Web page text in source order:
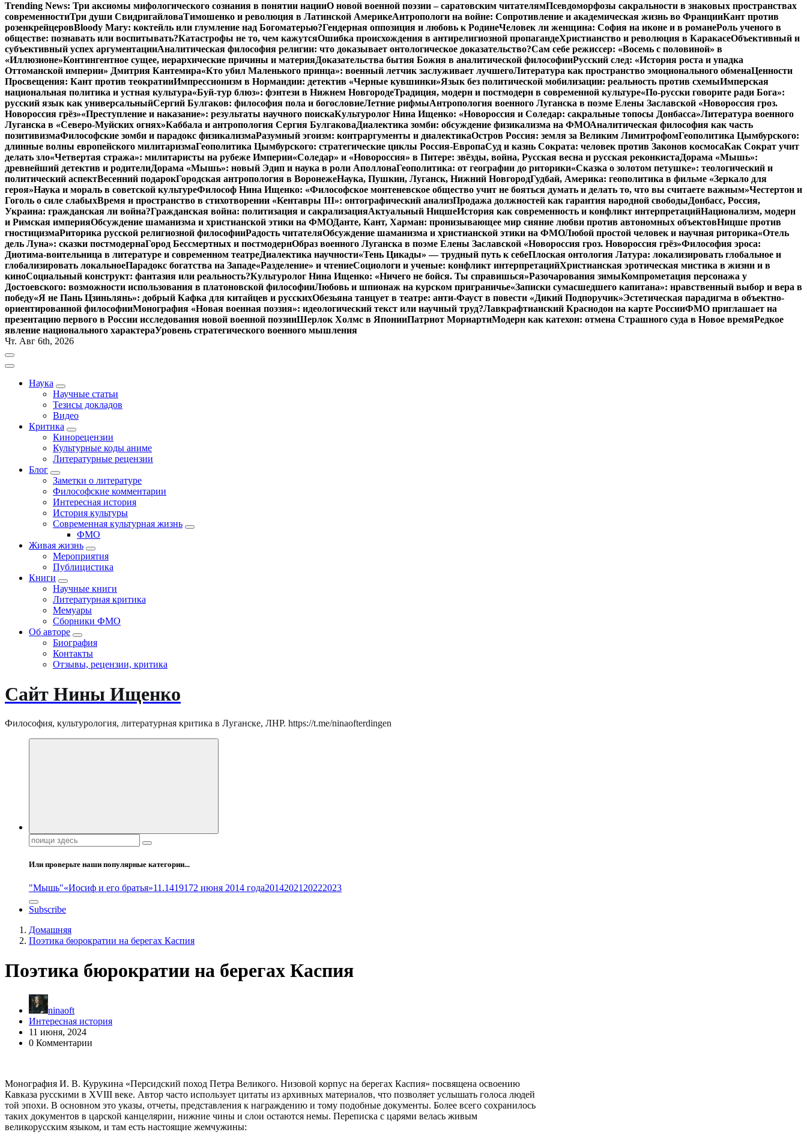
Trending News: Три аксиомы мифологического сознания в понятии нацииО новой военной поэзии – саратовским читателямПсевдоморфозы сакральности в знаковых пространствах
современностиТри души СвидригайловаТимошенко и революция в Латинской АмерикеАнтропологи на войне: Сопротивление и академическая жизнь во ФранцииКант против
розенкрейцеровBloody Mary: коктейль или глумление над Богоматерью?Гендерная оппозиция и любовь к РодинеЧеловек ли женщина: София на иконе и в романеРоль ученого в
обществе: познавать или воспитывать?Катастрофы не то, чем кажутсяОшибка происхождения в антирелигиозной пропагандеХристианство и революция в КаракасеОбъективный и
субъективный успех аргументацииАналитическая философия религии: что доказывает онтологическое доказательство?Сам себе режиссер: «Восемь с половиной» в
«Иллюзионе»Контингентное сущее, иерархические причины и материяДоказательства бытия Божия в аналитической философииРусский след: «История роста и упадка
Оттоманской империи» Дмитрия Кантемира«Кто убил Маленького принца»: военный летчик заслуживает лучшегоЛитература как пространство эмоционального обменаЦенности
Просвещения: Кант против теократииИмпрессионизм в Нормандии: детектив «Черные кувшинки»Язык без политической мобилизации: реальность против схемыИмперская
национальная политика и устная культура«Буй-тур блюз»: фэнтези в Нижнем НовгородеТрадиция, модерн и постмодерн в современной культуре«По-русски говорите ради Бога»:
русский язык как универсальныйСергий Булгаков: философия пола и богословиеЛетние рифмыАнтропология военного Луганска в поэме Елены Заславской «Новороссия гроз.
Новороссия грёз»«Преступление и наказание»: результаты научного поискаКультуролог Нина Ищенко: «Новороссия и Соледар: сакральные топосы Донбасса»Литература военного
Луганска в «Северо-Муйских огнях»Каббала и антропология Сергия БулгаковаДиалектика зомби: обсуждение физикализма на ФМОАналитическая философия как часть
позитивизмаФилософские зомби и парадокс физикализмаРазумный эгоизм: контраргументы и диалектикаОстров Россия: земля за Великим ЛимитрофомГеополитика Цымбурского:
длинные волны европейского милитаризмаГеополитика Цымбурского: стратегические циклы Россия-ЕвропаСуд и казнь Сократа: человек против Законов космосаКак Сократ учит
делать зло«Четвертая стража»: милитаристы на рубеже Империи«Соледар» и «Новороссия» в Питере: звёзды, война, Русская весна и русская реконкистаДорама «Мышь»:
древнейший детектив и родителиДорама «Мышь»: новый Эдип и наука в роли АполлонаГеополитика: от географии до риторики«Сказка о золотом петушке»: теологический и
политический аспектВесенний подарокГородская антропология в ВоронежеНаука, Пушкин, Луганск, Нижний НовгородГудбай, Америка: геополитика в фильме «Зеркало для
героя»Наука и мораль в советской культуреФилософ Нина Ищенко: «Философское монтеневское общество учит не бояться думать и делать то, что вы считаете важным»Честертон и
Гоголь о силе слабыхВремя и пространство в стихотворении «Кентавры III»: онтографический анализПродажа должностей как гарантия народной свободыДонбасс, Россия,
Украина: гражданская ли война?Гражданская война: политизация и сакрализацияАктуальный НицшеИстория как современность и конфликт интерпретацийНационализм, модерн
и Римская империяОбсуждение шаманизма и христианской этики на ФМОДанте, Кант, Харман: пронизывающее мир сияние любви против автономных объектовНицше против
гностицизмаРиторика русской религиозной философииРадость читателяОбсуждение шаманизма и христианской этики на ФМОЛюбой простой человек и научная риторика«Отель
дель Луна»: сказки постмодернаГород Бессмертных и постмодернОбраз военного Луганска в поэме Елены Заславской «Новороссия гроз. Новороссия грёз»Философия эроса:
Диотима-воительница в литературе и современном театреДиалектика научности«Тень Цикады» — трудный путь к себеПлоская онтология Латура: локализировать глобальное и
глобализировать локальноеПарадокс богатства на Западе«Разделение» и чтениеСоциологи и ученые: конфликт интерпретацийХристианская эротическая мистика в жизни и в
киноСоциальный конструкт: фантазия или реальность?Культуролог Нина Ищенко: «Ничего не бойся. Ты справишься»Разочарования зимыКомпрометация персонажа у
Достоевского: возможности использования в платоновской философииЛюбовь и шпионаж на курском приграничье«Записки сумасшедшего капитана»: нравственный выбор и вера в
победу«Я не Пань Цзиньлянь»: добрый Кафка для китайцев и русскихОбезьяна танцует в театре: анти-Фауст в повести «Дикий Подпоручик»Эстетическая парадигма в объектно-
ориентированной философииМонография «Новая военная поэзия»: идеологический текст или научный труд?Лавкрафтианский Краснодон на карте РоссииФМО приглашает на
презентацию первого в России исследования новой военной поэзииШерлок Холмс в ЯпонииПатриот МориартиМодерн как катехон: отмена Страшного суда в Новое времяРедкое
явление национального характераУровень стратегического военного мышления
Чт. Авг 6th, 2026
Наука
Научные статьи
Тезисы докладов
Видео
Критика
Кинорецензии
Культурные коды аниме
Литературные рецензии
Блог
Заметки о литературе
Философские комментарии
Интересная история
История культуры
Современная культурная жизнь
ФМО
Живая жизнь
Мероприятия
Публицистика
Книги
Научные книги
Литературная критика
Мемуары
Сборники ФМО
Об авторе
Биография
Контакты
Отзывы, рецензии, критика
Сайт Нины Ищенко
Философия, культурология, литературная критика в Луганске, ЛНР. https://t.me/ninaofterdingen
Поиск:
Или проверьте наши популярные категории...
"Мышь"«Иосиф и его братья»11.1419172 июня 2014 года2014202120222023
Subscribe
Домашняя
Поэтика бюрократии на берегах Каспия
Поэтика бюрократии на берегах Каспия
ninaoft
Интересная история
11 июня, 2024
0 Комментарии
Монография И. В. Курукина «Персидский поход Петра Великого. Низовой корпус на берегах Каспия» посвящена освоению
Кавказа русскими в XVIII веке. Автор часто использует цитаты из архивных материалов, что позволяет услышать голоса людей
той эпохи. В основном это указы, отчеты, представления к награждению и тому подобные документы. Более всего сохранилось
таких документов в царской канцелярии, нижние чины и слои остаются немы. Переписка с царями велась живым
великорусским языком, и там есть настоящие жемчужины: